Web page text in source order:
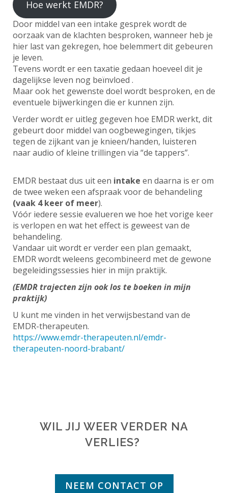
Hoe werkt EMDR?
Door middel van een intake gesprek wordt de
oorzaak van de klachten besproken, wanneer heb je
hier last van gekregen, hoe belemmert dit gebeuren
je leven.
Tevens wordt er een taxatie gedaan hoeveel dit je
dagelijkse leven nog beïnvloed .
Maar ook het gewenste doel wordt besproken, en de
eventuele bijwerkingen die er kunnen zijn.
Verder wordt er uitleg gegeven hoe EMDR werkt, dit
gebeurt door middel van oogbewegingen, tikjes
tegen de zijkant van je knieen/handen, luisteren
naar audio of kleine trillingen via “de tappers”.
EMDR bestaat dus uit een intake en daarna is er om
de twee weken een afspraak voor de behandeling
(vaak 4 keer of meer).
Vóór iedere sessie evalueren we hoe het vorige keer
is verlopen en wat het effect is geweest van de
behandeling.
Vandaar uit wordt er verder een plan gemaakt,
EMDR wordt weleens gecombineerd met de gewone
begeleidingssessies hier in mijn praktijk.
(EMDR trajecten zijn ook los te boeken in mijn
praktijk)
U kunt me vinden in het verwijsbestand van de
EMDR-therapeuten.
https://www.emdr-therapeuten.nl/emdr-
therapeuten-noord-brabant/
WIL JIJ WEER VERDER NA
VERLIES?
NEEM CONTACT OP